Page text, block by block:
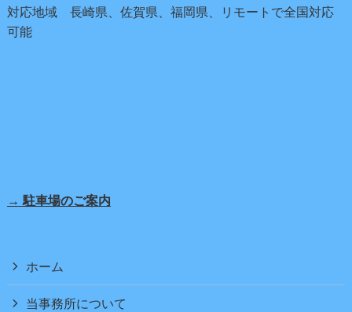
対応地域 長崎県、佐賀県、福岡県、リモートで全国対応
可能
→ 駐車場のご案内
ホーム
当事務所について